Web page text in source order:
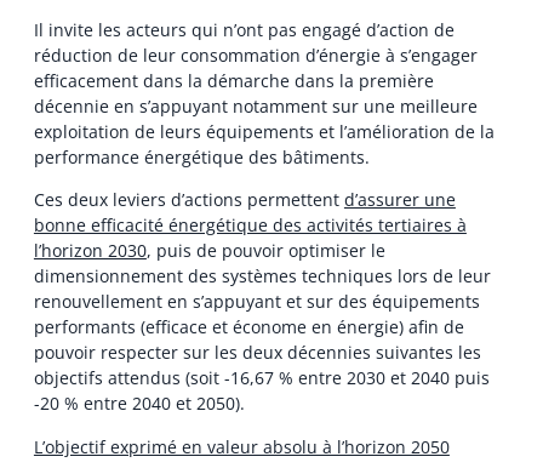
Il invite les acteurs qui n’ont pas engagé d’action de
réduction de leur consommation d’énergie à s’engager
efficacement dans la démarche dans la première
décennie en s’appuyant notamment sur une meilleure
exploitation de leurs équipements et l’amélioration de la
performance énergétique des bâtiments.
Ces deux leviers d’actions permettent d’assurer une
bonne efficacité énergétique des activités tertiaires à
l’horizon 2030, puis de pouvoir optimiser le
dimensionnement des systèmes techniques lors de leur
renouvellement en s’appuyant et sur des équipements
performants (efficace et économe en énergie) afin de
pouvoir respecter sur les deux décennies suivantes les
objectifs attendus (soit -16,67 % entre 2030 et 2040 puis
-20 % entre 2040 et 2050).
L’objectif exprimé en valeur absolu à l’horizon 2050